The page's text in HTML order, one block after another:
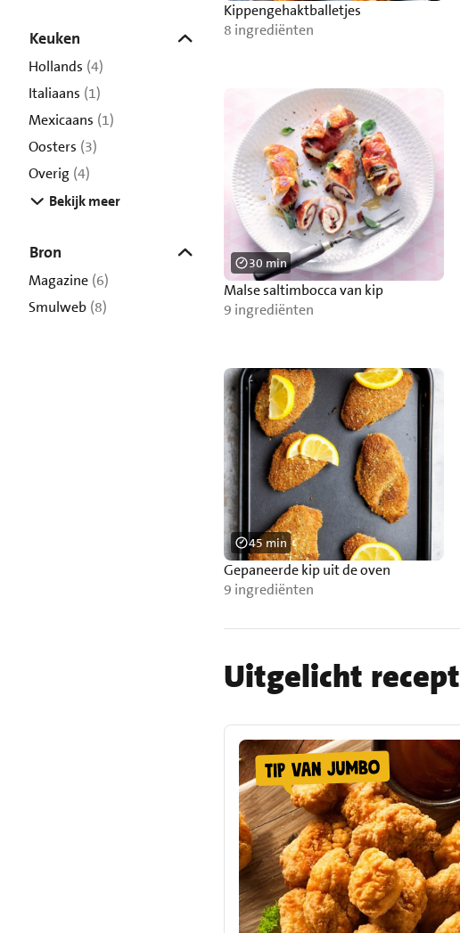
Keuken
Hollands (4)
Italiaans (1)
Mexicaans (1)
Oosters (3)
Overig (4)
Bekijk meer
Bron
Magazine (6)
Smulweb (8)
Kippengehaktballetjes
8 ingrediënten
Malse saltimbocca van kip
9 ingrediënten
30 min
Gepaneerde kip uit de oven
9 ingrediënten
45 min
Uitgelicht recept